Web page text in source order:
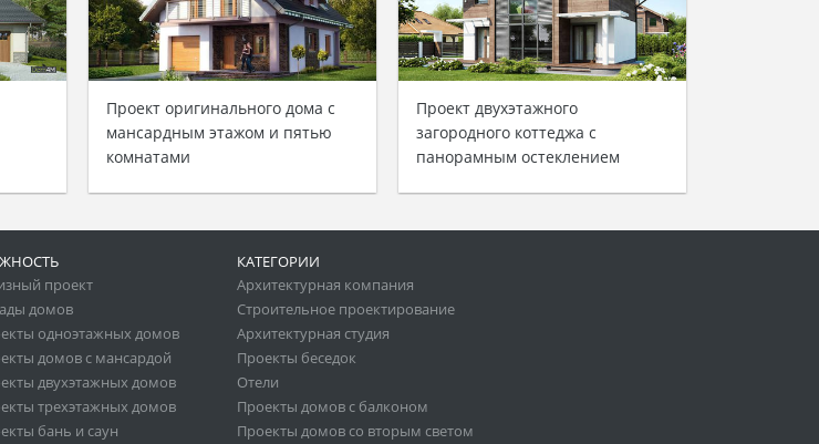
Проект оригинального дома с
мансардным этажом и пятью
комнатами
Проект двухэтажного
загородного коттеджа с
панорамным остеклением
проект
домов
одноэтажных домов
домов с мансардой
двухэтажных домов
трехэтажных домов
бань и саун
КАТЕГОРИИ
Архитектурная компания
Строительное проектирование
Архитектурная студия
Проекты беседок
Отели
Проекты домов с балконом
Проекты домов со вторым светом